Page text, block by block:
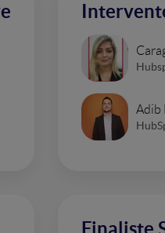
Adib
Finaliste